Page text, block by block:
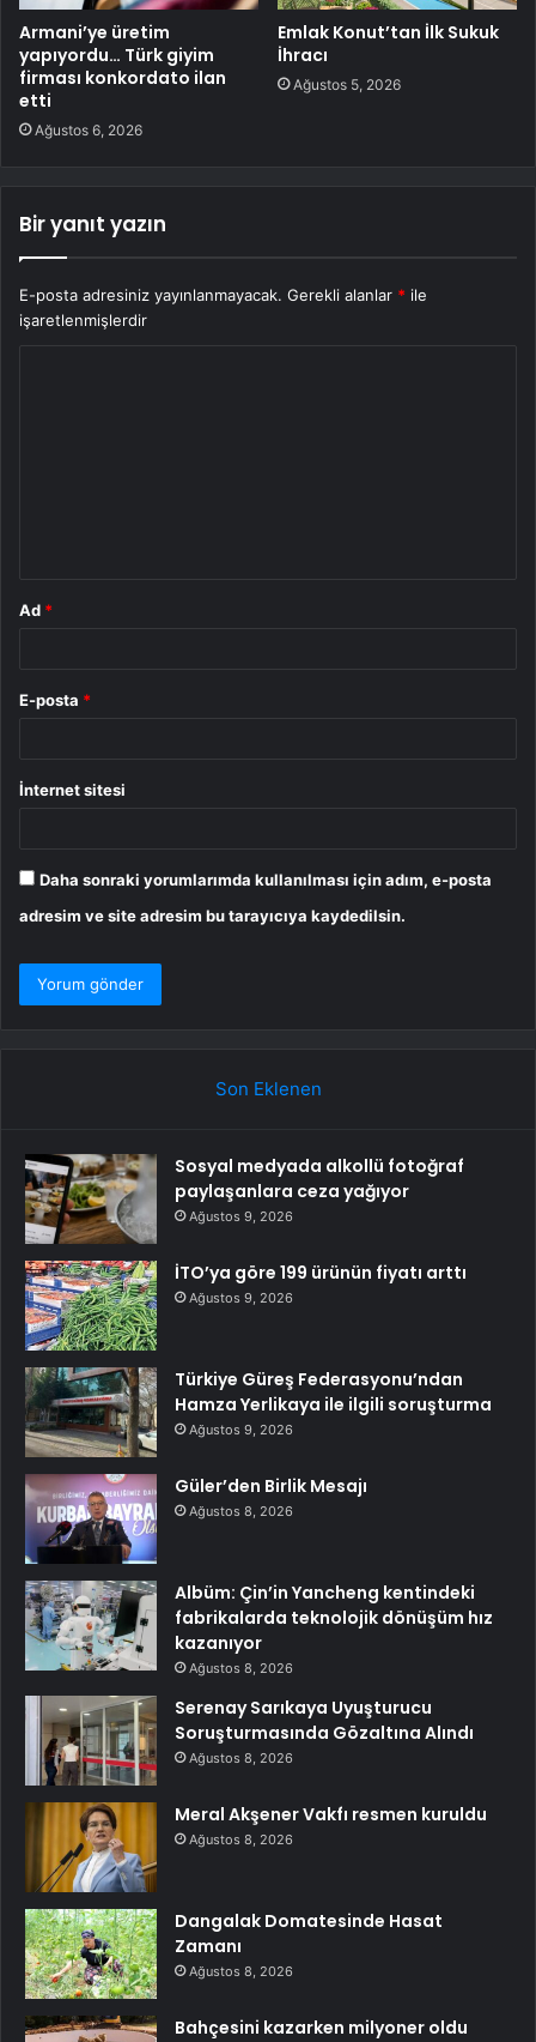
Armani’ye üretim
yapıyordu… Türk giyim
firması konkordato ilan
etti
Ağustos 6, 2026
Emlak Konut’tan İlk Sukuk
İhracı
Ağustos 5, 2026
Bir yanıt yazın
E-posta adresiniz yayınlanmayacak. Gerekli alanlar * ile
işaretlenmişlerdir
Ad *
E-posta *
İnternet sitesi
Daha sonraki yorumlarımda kullanılması için adım, e-posta
adresim ve site adresim bu tarayıcıya kaydedilsin.
Son Eklenen
Sosyal medyada alkollü fotoğraf
paylaşanlara ceza yağıyor
Ağustos 9, 2026
İTO’ya göre 199 ürünün fiyatı arttı
Ağustos 9, 2026
Türkiye Güreş Federasyonu’ndan
Hamza Yerlikaya ile ilgili soruşturma
Ağustos 9, 2026
Güler’den Birlik Mesajı
Ağustos 8, 2026
Albüm: Çin’in Yancheng kentindeki
fabrikalarda teknolojik dönüşüm hız
kazanıyor
Ağustos 8, 2026
Serenay Sarıkaya Uyuşturucu
Soruşturmasında Gözaltına Alındı
Ağustos 8, 2026
Meral Akşener Vakfı resmen kuruldu
Ağustos 8, 2026
Dangalak Domatesinde Hasat
Zamanı
Ağustos 8, 2026
Bahçesini kazarken milyoner oldu